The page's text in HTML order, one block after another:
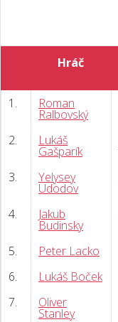
Hráč
1.
Roman
Ralbovský
2. Lukáš
Gašparík
3. Yelysey
Udodov
4. Jakub
Budinsky
5. Peter Lacko
6.
Lukáš Boček
7.
Oliver
Stanley